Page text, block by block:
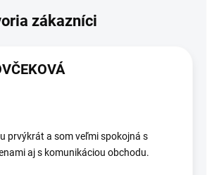
prvýkrát a som veľmi spokojná s
aj s komunikáciou obchodu.